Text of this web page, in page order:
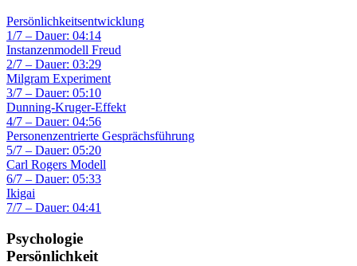
Persönlichkeitsentwicklung
1/7 – Dauer: 04:14
Instanzenmodell Freud
2/7 – Dauer: 03:29
Milgram Experiment
3/7 – Dauer: 05:10
Dunning-Kruger-Effekt
4/7 – Dauer: 04:56
Personenzentrierte Gesprächsführung
5/7 – Dauer: 05:20
Carl Rogers Modell
6/7 – Dauer: 05:33
Ikigai
7/7 – Dauer: 04:41
Psychologie
Persönlichkeit